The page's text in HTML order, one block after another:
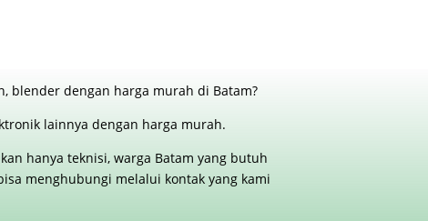
blender dengan harga murah di Batam?
lainnya dengan harga murah.
hanya teknisi, warga Batam yang butuh
menghubungi melalui kontak yang kami